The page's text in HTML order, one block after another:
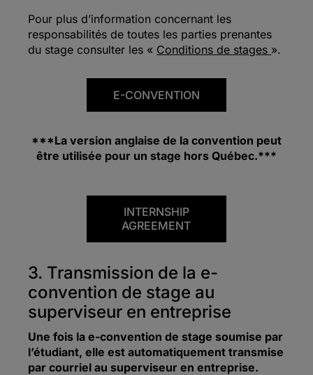
Pour plus d’information concernant les
responsabilités de toutes les parties prenantes
du stage consulter les « Conditions de stages ».
E-CONVENTION
***La version anglaise de la convention peut
être utilisée pour un stage hors Québec.***
INTERNSHIP
AGREEMENT
3. Transmission de la e-
convention de stage au
superviseur en entreprise
Une fois la e-convention de stage soumise par
l’étudiant, elle est automatiquement transmise
par courriel au superviseur en entreprise.